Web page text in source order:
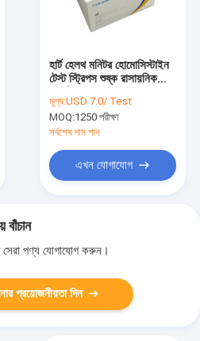
হার্ট হেলথ মনিটর হোমোসিস্টাইন
টেস্ট স্ট্রিপস শুষ্ক রাসায়নিক
মূল্য:USD 7.0/ Test
MOQ:1250 পরীক্ষা
সর্বশেষ দাম পান
এখন যোগাযোগ
সেরা পণ্য যোগাযোগ করুন।
প্রয়োজনীয়তা দিন